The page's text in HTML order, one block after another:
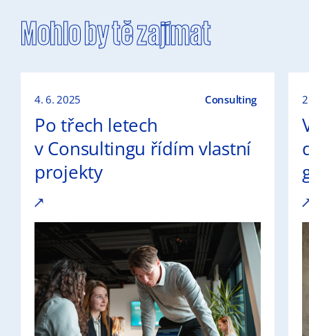
Mohlo by tě zajímat
4. 6. 2025 Consulting
Po třech letech
v Consultingu řídím vlastní
projekty